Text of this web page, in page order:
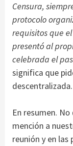
Censura,
protocolo
requisitos que el
presentó al
celebrada el
significa que
descentralizada.
En resumen.
mención a
reunión y en las